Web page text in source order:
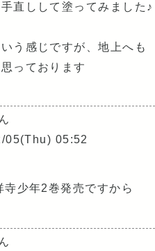
直しして塗ってみました♪
う感じですが、地上へも
っております
05(Thu) 05:52
少年2巻発売ですから